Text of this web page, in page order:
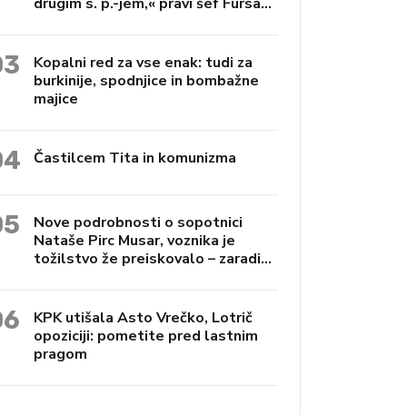
Kopalni red za vse enak: tudi za
burkinije, spodnjice in bombažne
majice
Častilcem Tita in komunizma
Nove podrobnosti o sopotnici
Nataše Pirc Musar, voznika je
tožilstvo že preiskovalo – zaradi
KPK utišala Asto Vrečko, Lotrič
opoziciji: pometite pred lastnim
pragom